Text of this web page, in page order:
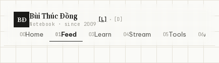
BĐ Bùi Thúc Đồng
Notebook · since 2009
00Home 01 Feed 03Learn 04Stream 05Tools 06
[L] · [D]